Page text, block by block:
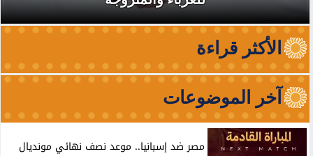
الأكثر قراءة
آخر الموضوعات
مصر ضد إسبانيا.. موعد نصف نهائي مونديال